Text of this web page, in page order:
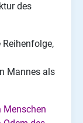
des
Mannes als
Menschen